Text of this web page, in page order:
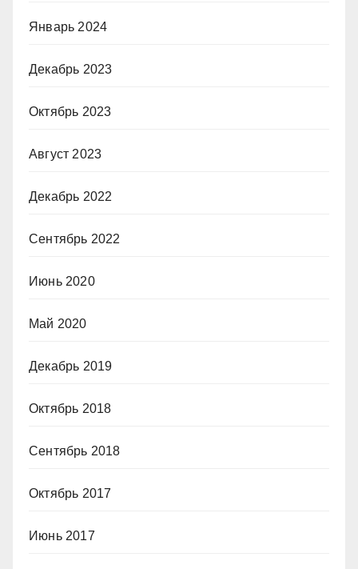
Январь 2024
Декабрь 2023
Октябрь 2023
Август 2023
Декабрь 2022
Сентябрь 2022
Июнь 2020
Май 2020
Декабрь 2019
Октябрь 2018
Сентябрь 2018
Октябрь 2017
Июнь 2017